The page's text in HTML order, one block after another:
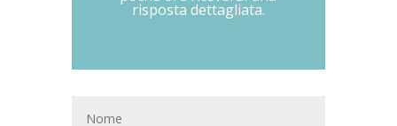
risposta dettagliata.